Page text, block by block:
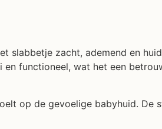
slabbetje zacht, ademend en
functioneel, wat het een
op de gevoelige babyhuid. De